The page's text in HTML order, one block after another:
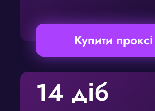
Купити проксі
14 діб